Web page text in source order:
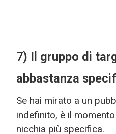
7) Il gruppo di
abbastanza
Se hai mirato a un
indefinito, è il
nicchia più specifica.